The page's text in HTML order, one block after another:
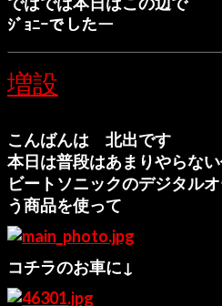
ｼﾞｮﾆｰでしたー
増設
こんばんは 北出です
本日は普段はあまりやらな
ビートソニックのデジタル
う商品を使って
コチラのお車に↓